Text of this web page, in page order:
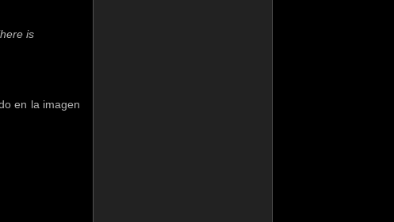
is
en la imagen